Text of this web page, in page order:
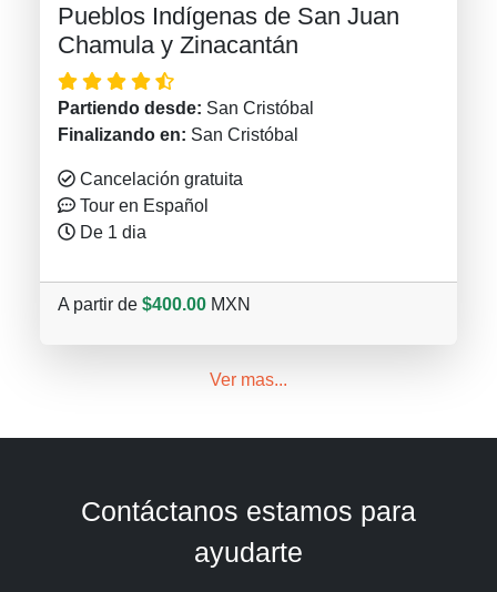
Pueblos Indígenas de San Juan
Chamula y Zinacantán
Partiendo desde: San Cristóbal
Finalizando en: San Cristóbal
Cancelación gratuita
Tour en Español
De 1 dia
A partir de $400.00 MXN
Ver mas...
Contáctanos estamos para
ayudarte